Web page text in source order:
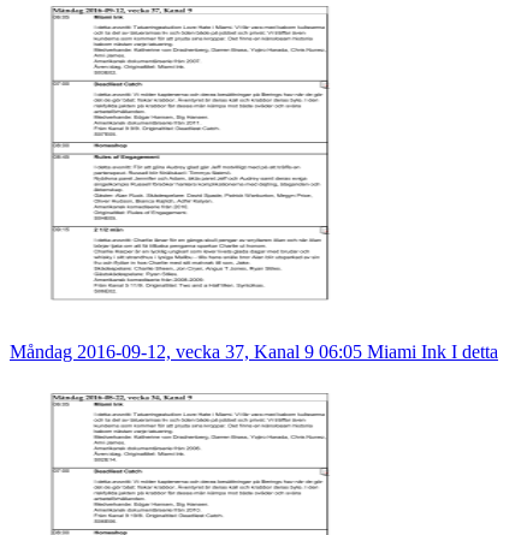
Måndag 2016-09-12, vecka 37, Kanal 9 06:05 Miami Ink I detta